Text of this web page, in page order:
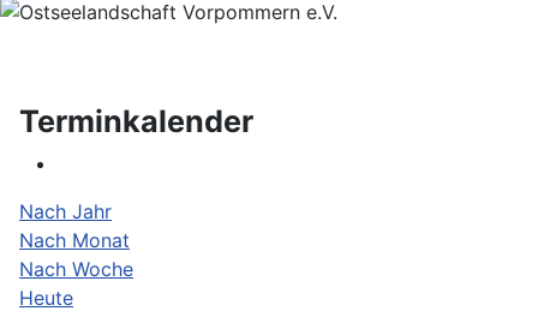
Terminkalender
Nach Jahr
Nach Monat
Nach Woche
Heute